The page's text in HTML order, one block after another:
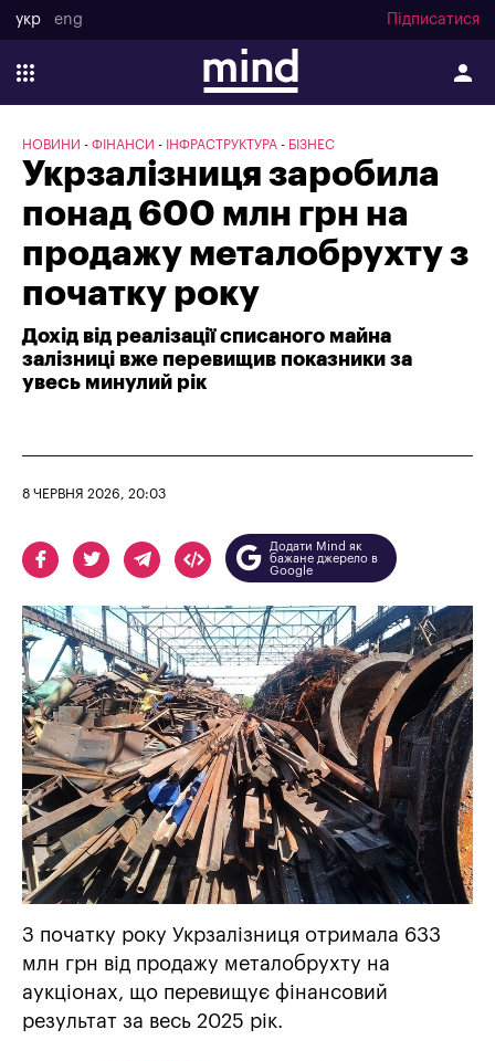
укр eng Підписатися
НОВИНИ ФІНАНСИ ІНФРАСТРУКТУРА БІЗНЕС
Укрзалізниця заробила
понад 600 млн грн на
продажу металобрухту з
початку року
Дохід від реалізації списаного майна
залізниці вже перевищив показники за
увесь минулий рік
8 ЧЕРВНЯ 2026, 20:03
Додати Mind як
бажане джерело в
Google
З початку року Укрзалізниця отримала 633
млн грн від продажу металобрухту на
аукціонах, що перевищує фінансовий
результат за весь 2025 рік.